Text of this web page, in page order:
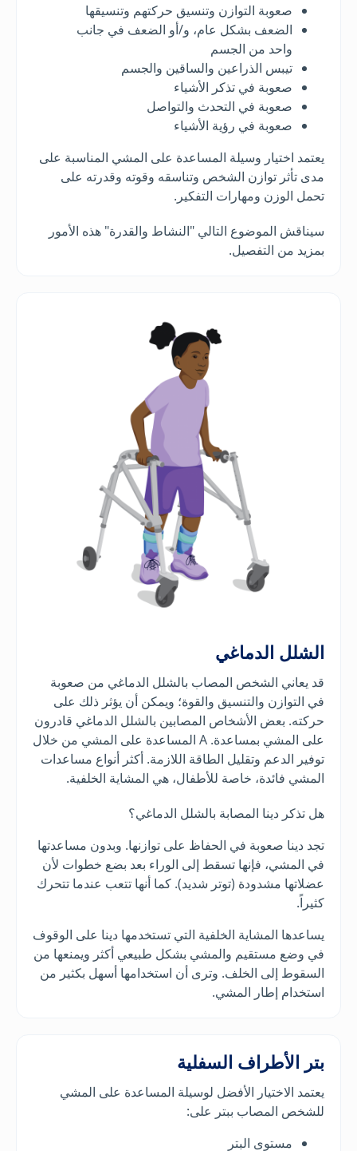
صعوبة التوازن وتنسيق حركتهم وتنسيقها
الضعف بشكل عام، و/أو الضعف في جانب
واحد من الجسم
تيبس الذراعين والساقين والجسم
صعوبة في تذكر الأشياء
صعوبة في التحدث والتواصل
صعوبة في رؤية الأشياء
يعتمد اختيار وسيلة المساعدة على المشي المناسبة على
مدى تأثر توازن الشخص وتناسقه وقوته وقدرته على
تحمل الوزن ومهارات التفكير.
سيناقش الموضوع التالي "النشاط والقدرة" هذه الأمور
بمزيد من التفصيل.
الشلل الدماغي
قد يعاني الشخص المصاب بالشلل الدماغي من صعوبة
في التوازن والتنسيق والقوة؛ ويمكن أن يؤثر ذلك على
حركته. بعض الأشخاص المصابين بالشلل الدماغي قادرون
على المشي بمساعدة. A
المساعدة على المشي من خلال
توفير الدعم وتقليل الطاقة اللازمة. أكثر أنواع مساعدات
المشي فائدة، خاصة للأطفال، هي المشاية الخلفية.
هل تذكر دينا المصابة بالشلل الدماغي؟
تجد دينا صعوبة في الحفاظ على توازنها. وبدون مساعدتها
في المشي، فإنها تسقط إلى الوراء بعد بضع خطوات لأن
عضلاتها مشدودة (توتر شديد). كما أنها تتعب عندما تتحرك
كثيراً.
يساعدها المشاية الخلفية التي تستخدمها دينا على الوقوف
في وضع مستقيم والمشي بشكل طبيعي أكثر ويمنعها من
السقوط إلى الخلف. وترى أن استخدامها أسهل بكثير من
استخدام إطار المشي.
بتر الأطراف السفلية
يعتمد الاختيار الأفضل لوسيلة المساعدة على المشي
للشخص المصاب ببتر على:
مستوى البتر